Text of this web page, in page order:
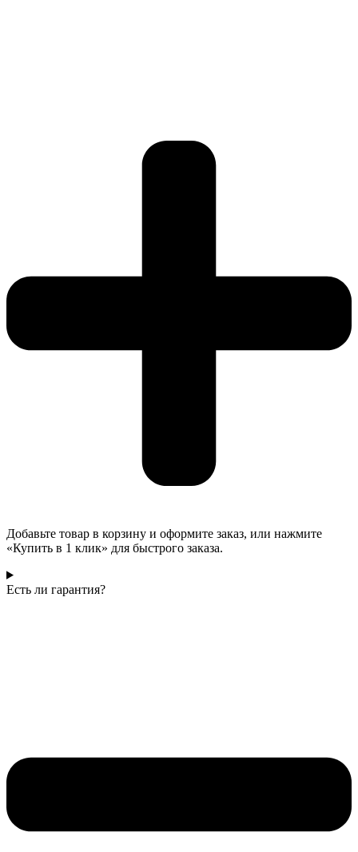
Добавьте товар в корзину и оформите заказ, или нажмите
«Купить в 1 клик» для быстрого заказа.
Есть ли гарантия?